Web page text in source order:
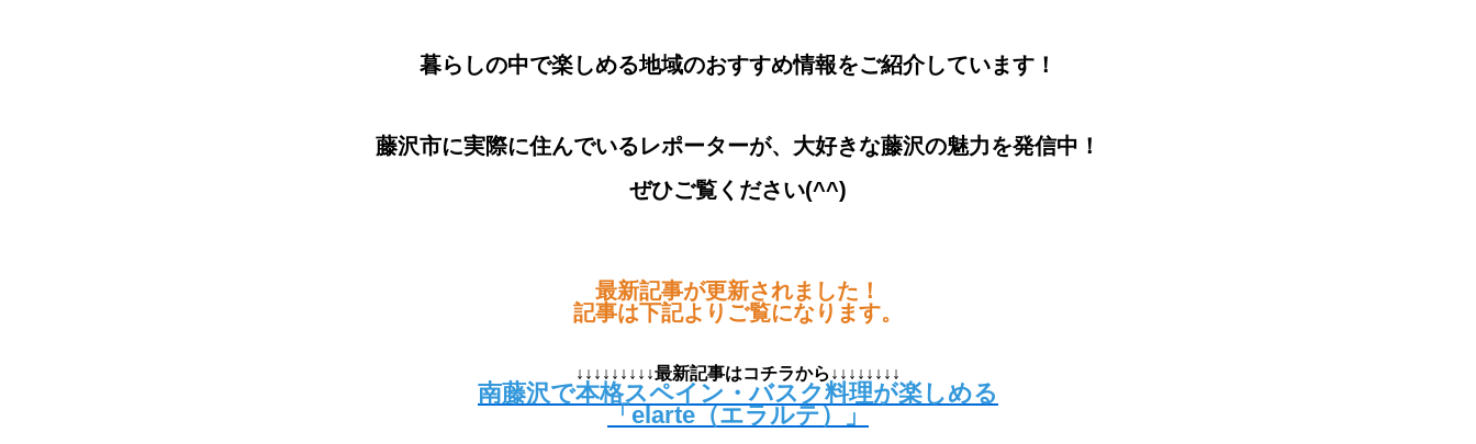
暮らしの中で楽しめる地域のおすすめ情報をご紹介しています！
藤沢市に実際に住んでいるレポーターが、大好きな藤沢の魅力を発信中！
ぜひご覧ください(^^)
最新記事が更新されました！
記事は下記よりご覧になります。
↓↓↓↓↓↓↓↓↓最新記事はコチラから↓↓↓↓↓↓↓↓
南藤沢で本格スペイン・バスク料理が楽しめる
「elarte（エラルテ）」